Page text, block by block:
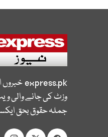
express.pkخبروں
وزٹ کی جانے والی
جملہ حقوق بحق